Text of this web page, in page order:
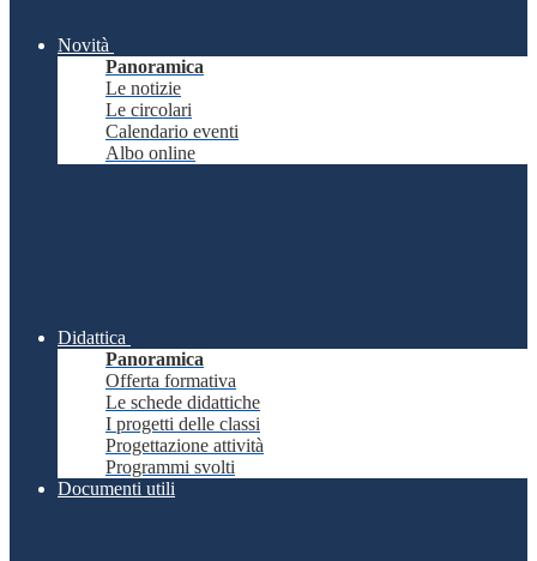
Novità
Panoramica
Le notizie
Le circolari
Calendario eventi
Albo online
Didattica
Panoramica
Offerta formativa
Le schede didattiche
I progetti delle classi
Progettazione attività
Programmi svolti
Documenti utili